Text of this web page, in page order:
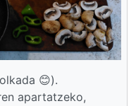
😊).
apartatzeko,